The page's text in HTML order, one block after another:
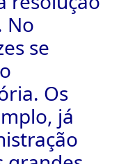
No
se
Os
já